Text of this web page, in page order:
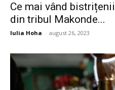
Ce mai vând
din tribul Makonde...
Iulia Hoha - august 26, 2023